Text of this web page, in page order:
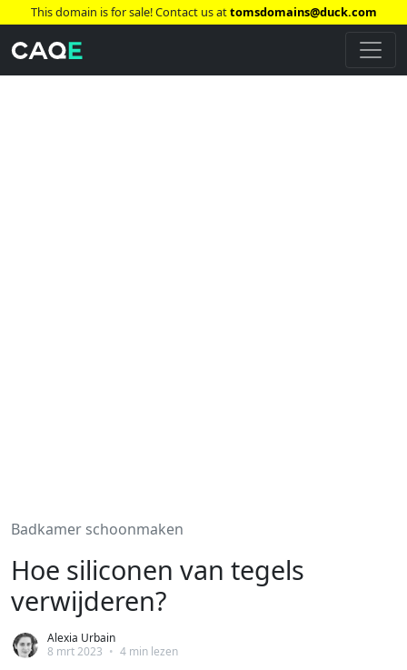
This domain is for sale! Contact us attomsdomains@duck.com
Badkamer schoonmaken
Hoe siliconen van tegels
verwijderen?
Alexia Urbain
8 mrt 2023 • 4 min lezen